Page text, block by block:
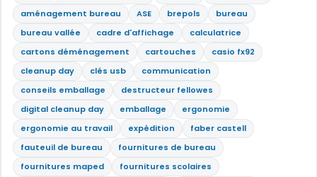
aménagement bureau
ASE brepols
bureau
bureau vallée
cadre d'affichage
calculatrice
cartons déménagement
cartouches
casio fx92
cleanup day
clés usb
communication
conseils emballage
destructeur fellowes
digital cleanup day
emballage
ergonomie
ergonomie au travail
expédition
faber castell
fauteuil de bureau
fournitures de bureau
fournitures maped
fournitures scolaires